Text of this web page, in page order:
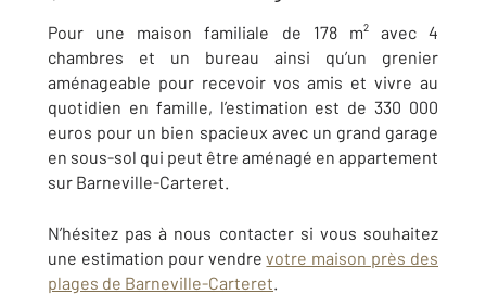
Pour une maison familiale de 178 m² avec 4
chambres et un bureau ainsi qu’un grenier
aménageable pour recevoir vos amis et vivre au
quotidien en famille, l’estimation est de 330 000
euros pour un bien spacieux avec un grand garage
en sous-sol qui peut être aménagé en appartement
sur Barneville-Carteret.
N’hésitez pas à nous contacter si vous souhaitez
une estimation pour vendrevotre maison près des
plages de Barneville-Carteret.